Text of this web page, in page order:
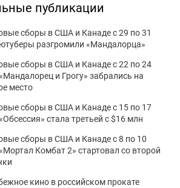
публикации
сборы в США и Канаде с 29 по 31
разгромили «Мандалорца»
сборы в США и Канаде с 22 по 24
и Грогу» забрались на
место
сборы в США и Канаде с 15 по 17
стала третьей с $16 млн
сборы в США и Канаде с 8 по 10
Комбат 2» стартовал со второй
кино в российском прокате